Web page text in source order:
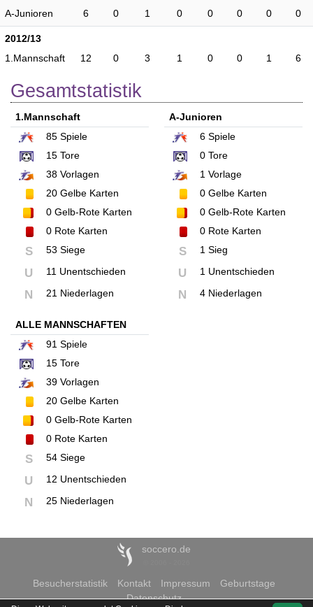
A-Junioren 6 0 1 0 0 0 0 0
2012/13
1.Mannschaft
12 0 3 1 0 0 1 6
Gesamtstatistik
1.Mannschaft
85 Spiele
15 Tore
38 Vorlagen
20 Gelbe Karten
0 Gelb-Rote Karten
0 Rote Karten
S 53 Siege
U 11 Unentschieden
N 21 Niederlagen
A-Junioren
6Spiele
0Tore
1Vorlage
0Gelbe Karten
0Gelb-Rote Karten
0Rote Karten
S 1 Sieg
U 1 Unentschieden
N 4 Niederlagen
ALLE MANNSCHAFTEN
91 Spiele
15 Tore
39 Vorlagen
20 Gelbe Karten
0 Gelb-Rote Karten
0 Rote Karten
S 54 Siege
U 12 Unentschieden
N 25 Niederlagen
soccero.de
Besucherstatistik Kontakt Impressum
Geburtstage
Datenschutz